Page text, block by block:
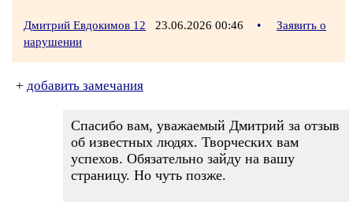
Дмитрий Евдокимов 12 23.06.2026 00:46 •
Заявить о
нарушении
+ добавить замечания
Спасибо вам, уважаемый Дмитрий за отзыв
об известных людях. Творческих вам
успехов. Обязательно зайду на вашу
страницу. Но чуть позже.